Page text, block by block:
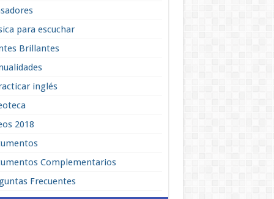
para escuchar
Brillantes
inglés
2018
Complementarios
Frecuentes